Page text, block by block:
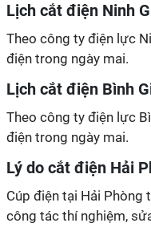
Lịch cắt điện Ninh
Theo công ty điện lực
điện trong ngày mai.
Lịch cắt điện Bình
Theo công ty điện lực
điện trong ngày mai.
Lý do cắt điện Hải
Cúp điện tại Hải Phòng
công tác thí nghiệm,